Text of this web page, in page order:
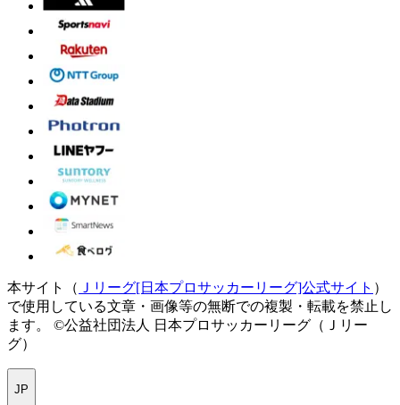
本サイト（ Ｊリーグ[日本プロサッカーリーグ]公式サイト ）
で使用している文章・画像等の無断での複製・転載を禁止し
ます。
©公益社団法人 日本プロサッカーリーグ（Ｊリー
グ）
JP